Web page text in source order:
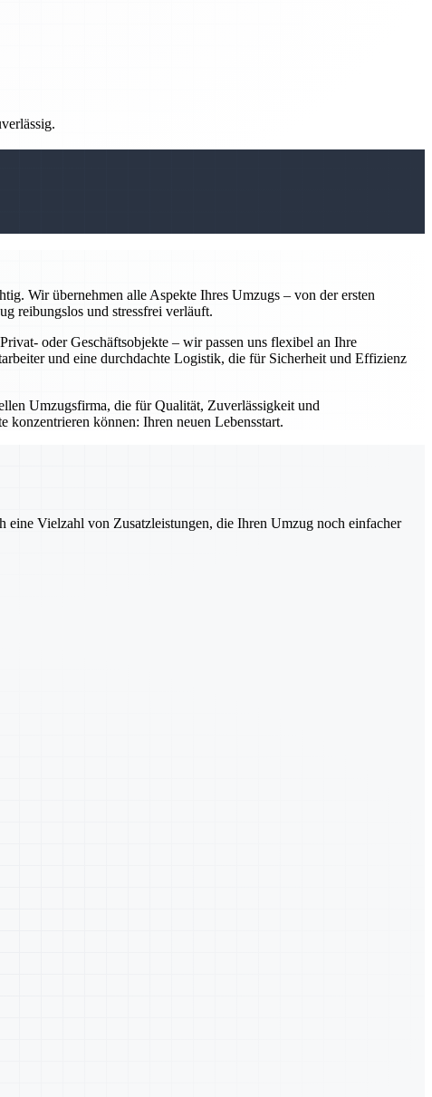
Wir übernehmen alle Aspekte Ihres Umzugs – von der ersten
reibungslos und stressfrei verläuft.
oder Geschäftsobjekte – wir passen uns flexibel an Ihre
und eine durchdachte Logistik, die für Sicherheit und Effizienz
Umzugsfirma, die für Qualität, Zuverlässigkeit und
können: Ihren neuen Lebensstart.
Vielzahl von Zusatzleistungen, die Ihren Umzug noch einfacher